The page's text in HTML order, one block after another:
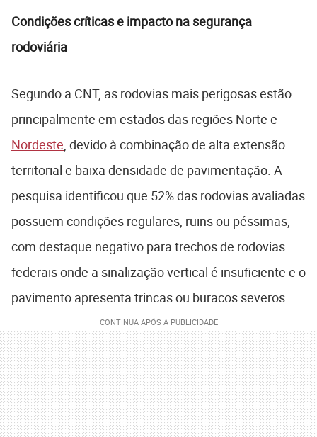
Condições críticas e impacto na segurança
rodoviária
Segundo a CNT, as rodovias mais perigosas estão
principalmente em estados das regiões Norte e
Nordeste, devido à combinação de alta extensão
territorial e baixa densidade de pavimentação. A
pesquisa identificou que 52% das rodovias avaliadas
possuem condições regulares, ruins ou péssimas,
com destaque negativo para trechos de rodovias
federais onde a sinalização vertical é insuficiente e o
pavimento apresenta trincas ou buracos severos.